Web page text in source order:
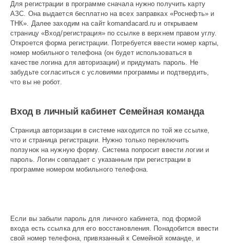
Для регистрации в программе сначала нужно получить карту
АЗС. Она выдается бесплатно на всех заправках «Роснефть» и
ТНК». Далее заходим на сайт komandacard.ru и открываем
страницу «Вход/регистрация» по ссылке в верхнем правом углу.
Откроется форма регистрации. Потребуется ввести номер карты,
номер мобильного телефона (он будет использоваться в
качестве логина для авторизации) и придумать пароль. Не
забудьте согласиться с условиями программы и подтвердить,
что вы не робот.
Вход в личный кабинет Семейная команда
Страница авторизации в системе находится по той же ссылке,
что и страница регистрации. Нужно только переключить
ползунок на нужную форму. Система попросит ввести логии и
пароль. Логин совпадает с указанным при регистрации в
программе номером мобильного телефона.
Если вы забыли пароль для личного кабинета, под формой
входа есть ссылка для его восстановления. Понадобится ввести
свой номер телефона, привязанный к Семейной команде, и